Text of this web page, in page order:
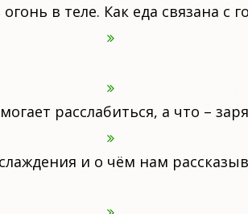
в теле. Как еда связана с
расслабиться, а что –
и о чём нам